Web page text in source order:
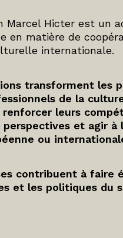
Marcel Hicter est un
en matière de
internationale.
transforment les
de la
leurs
et agir à
ou
contribuent à faire
et les politiques du